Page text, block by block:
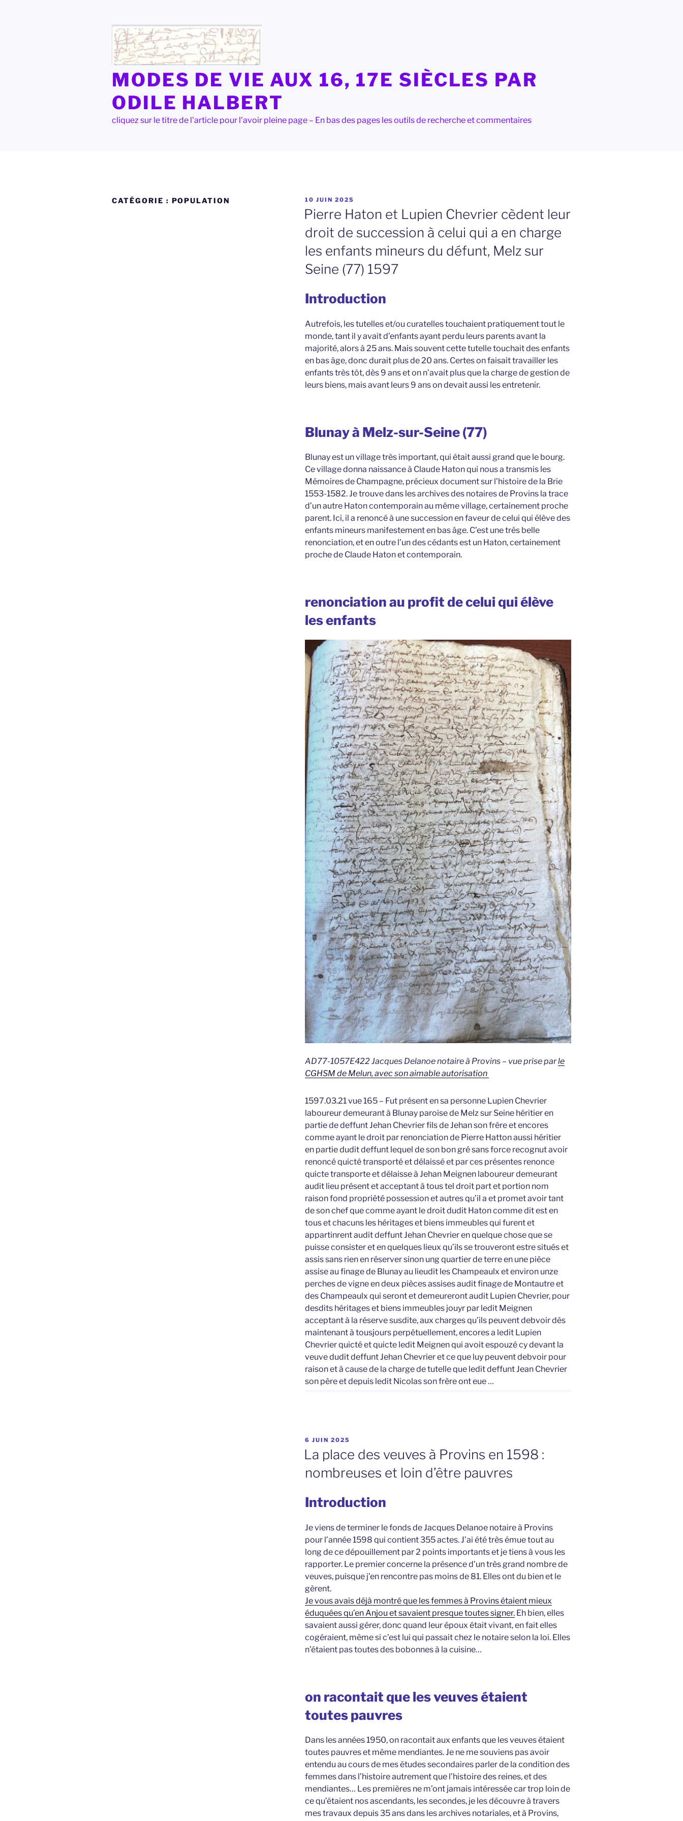
MODES DE VIE AUX 16, 17E SIÈCLES PAR
ODILE HALBERT
cliquez sur le titre de l'article pour l'avoir pleine page – En bas des pages les outils de recherche et commentaires
CATÉGORIE : POPULATION
PUBLIÉ
LE
10 JUIN 2025
Pierre Haton et Lupien Chevrier cèdent leur
droit de succession à celui qui a en charge
les enfants mineurs du défunt, Melz sur
Seine (77) 1597
Introduction
Autrefois, les tutelles et/ou curatelles touchaient pratiquement tout le
monde, tant il y avait d’enfants ayant perdu leurs parents avant la
majorité, alors à 25 ans. Mais souvent cette tutelle touchait des enfants
en bas âge, donc durait plus de 20 ans. Certes on faisait travailler les
enfants très tôt, dès 9 ans et on n’avait plus que la charge de gestion de
leurs biens, mais avant leurs 9 ans on devait aussi les entretenir.
Blunay à Melz-sur-Seine (77)
Blunay est un village très important, qui était aussi grand que le bourg.
Ce village donna naissance à Claude Haton qui nous a transmis les
Mémoires de Champagne, précieux document sur l’histoire de la Brie
1553-1582. Je trouve dans les archives des notaires de Provins la trace
d’un autre Haton contemporain au même village, certainement proche
parent. Ici, il a renoncé à une succession en faveur de celui qui élève des
enfants mineurs manifestement en bas âge. C’est une très belle
renonciation, et en outre l’un des cédants est un Haton, certainement
proche de Claude Haton et contemporain.
renonciation au profit de celui qui élève
les enfants
AD77-1057E422 Jacques Delanoe notaire à Provins – vue prise parle
CGHSM de Melun, avec son aimable autorisation
1597.03.21 vue 165 – Fut présent en sa personne Lupien Chevrier
laboureur demeurant à Blunay paroise de Melz sur Seine héritier en
partie de deffunt Jehan Chevrier fils de Jehan son frère et encores
comme ayant le droit par renonciation de Pierre Hatton aussi héritier
en partie dudit deffunt lequel de son bon gré sans force recognut avoir
renoncé quicté transporté et délaissé et par ces présentes renonce
quicte transporte et délaisse à Jehan Meignen laboureur demeurant
audit lieu présent et acceptant à tous tel droit part et portion nom
raison fond propriété possession et autres qu’il a et promet avoir tant
de son chef que comme ayant le droit dudit Haton comme dit est en
tous et chacuns les héritages et biens immeubles qui furent et
appartinrent audit deffunt Jehan Chevrier en quelque chose que se
puisse consister et en quelques lieux qu’ils se trouveront estre situés et
assis sans rien en réserver sinon ung quartier de terre en une pièce
assise au finage de Blunay au lieudit les Champeaulx et environ unze
perches de vigne en deux pièces assises audit finage de Montautre et
des Champeaulx qui seront et demeureront audit Lupien Chevrier, pour
desdits héritages et biens immeubles jouyr par ledit Meignen
acceptant à la réserve susdite, aux charges qu’ils peuvent debvoir dès
maintenant à tousjours perpétuellement, encores a ledit Lupien
Chevrier quicté et quicte ledit Meignen qui avoit espouzé cy devant la
veuve dudit deffunt Jehan Chevrier et ce que luy peuvent debvoir pour
raison et à cause de la charge de tutelle que ledit deffunt Jean Chevrier
son père et depuis ledit Nicolas son frère ont eue …
PUBLIÉ
LE
6 JUIN 2025
La place des veuves à Provins en 1598 :
nombreuses et loin d’être pauvres
Introduction
Je viens de terminer le fonds de Jacques Delanoe notaire à Provins
pour l’année 1598 qui contient 355 actes. J’ai été très émue tout au
long de ce dépouillement par 2 points importants et je tiens à vous les
rapporter. Le premier concerne la présence d’un très grand nombre de
veuves, puisque j’en rencontre pas moins de 81. Elles ont du bien et le
gèrent.
Je vous avais déjà montré que les femmes à Provins étaient mieux
éduquées qu’en Anjou et savaient presque toutes signer.Eh bien, elles
savaient aussi gérer, donc quand leur époux était vivant, en fait elles
cogéraient, même si c’est lui qui passait chez le notaire selon la loi. Elles
n’étaient pas toutes des bobonnes à la cuisine…
on racontait que les veuves étaient
toutes pauvres
Dans les années 1950, on racontait aux enfants que les veuves étaient
toutes pauvres et même mendiantes. Je ne me souviens pas avoir
entendu au cours de mes études secondaires parler de la condition des
femmes dans l’histoire autrement que l’histoire des reines, et des
mendiantes… Les premières ne m’ont jamais intéressée car trop loin de
ce qu’étaient nos ascendants, les secondes, je les découvre à travers
mes travaux depuis 35 ans dans les archives notariales, et à Provins,